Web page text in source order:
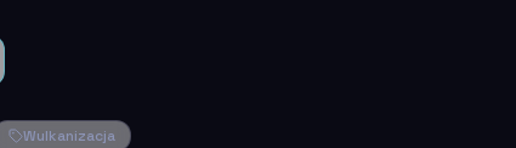
Wulkanizacja